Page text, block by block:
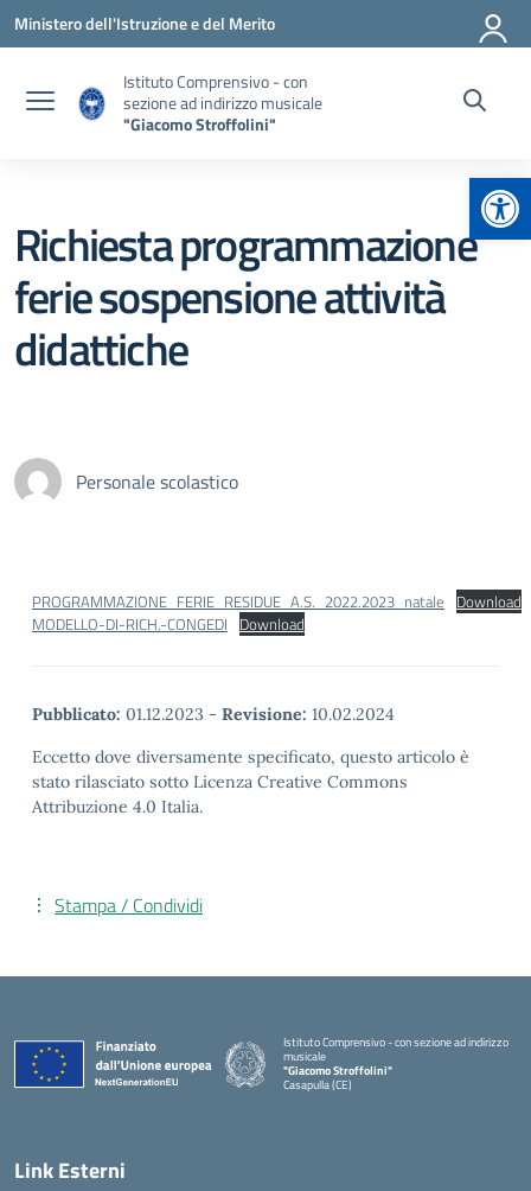
Vai ai contenuti
Vai al menu di navigazione
Vai al footer
Ministero dell'Istruzione e del Merito
Istituto Comprensivo - con
sezione ad indirizzo musicale
"Giacomo Stroffolini"
Richiesta programmazione
ferie sospensione attività
didattiche
Personale scolastico
PROGRAMMAZIONE_FERIE_RESIDUE_A.S._2022.2023_natale Download
MODELLO-DI-RICH.-CONGEDI Download
Pubblicato: 01.12.2023 - Revisione: 10.02.2024
Eccetto dove diversamente specificato, questo articolo è
stato rilasciato sotto Licenza Creative Commons
Attribuzione 4.0 Italia.
Stampa / Condividi
Istituto Comprensivo - con sezione ad indirizzo
musicale
"Giacomo Stroffolini"
Casapulla (CE)
Link Esterni